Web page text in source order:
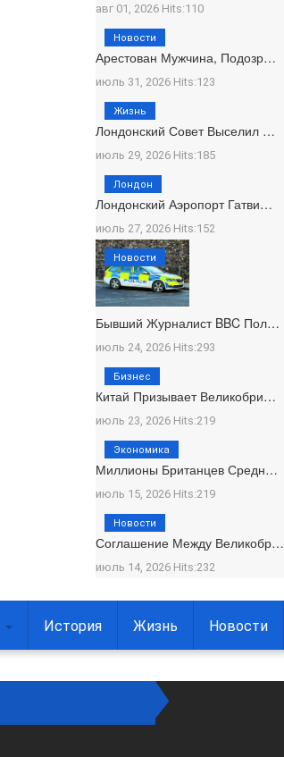
авг 01, 2026 Hits:110
Арестован Мужчина, Подозр…
июль 31, 2026 Hits:123
Новости
Лондонский Совет Выселил …
июль 29, 2026 Hits:185
Жизнь
Лондонский Аэропорт Гатви…
июль 27, 2026 Hits:152
Лондон
Бывший Журналист BBC Пол…
июль 24, 2026 Hits:293
Новости
Китай Призывает Великобри…
июль 23, 2026 Hits:219
Бизнес
Миллионы Британцев Средн…
июль 15, 2026 Hits:219
Экономика
Соглашение Между Великобр…
июль 14, 2026 Hits:232
Новости
История Жизнь Новости